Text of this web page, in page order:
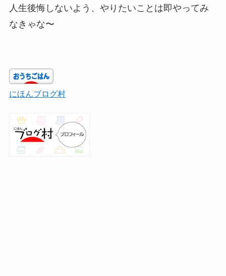
人生後悔しないよう、やりたいことは即やってみ
なきゃな〜
にほんブログ村